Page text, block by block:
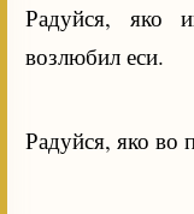
Радуйся, яко
возлюбил еси.
Радуйся, яко во